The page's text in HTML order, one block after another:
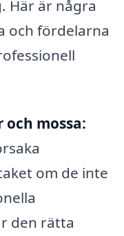
Här är några
och fördelarna
och mossa:
om de inte
den rätta